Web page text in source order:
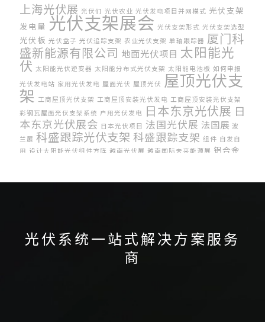
上海光伏展 光伏们 光伏农业 光伏发电项目并网模式 光伏支架
发电量 光伏支架展会 光伏支架形式 光伏支架选型
光伏板 光伏盒子 光伏追踪支架 农业光伏支架 单轴跟踪器 厦门科
盛新能源有限公司 地面光伏项目 太阳能光
伏 太阳能光伏逆变器 太阳能分布式光伏支架 太阳能电池板 如何申报
光伏发电站 家用光伏发电 屋面光伏 屋顶光伏 屋顶光伏支
架 工商屋顶光伏支架 工商屋顶安装光伏发电 工商屋顶安装光伏支架
彩钢瓦屋面光伏支架系统 户用光伏发电 日本东京光伏展 日
本东京光伏展会 日本光伏项目 法国光伏展 法国展 波
兰展 科盛跟踪光伏支架 科盛跟踪支架 组件 自发自
用 设计太阳能光伏组件方阵 越南光伏展 越南国际未来能源展 铝合金
光伏系统一站式解决方案服务
商